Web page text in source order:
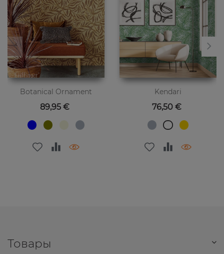
Botanical Ornament
Цена
89,95 €
Kendari
Цена
76,50 €
Товары